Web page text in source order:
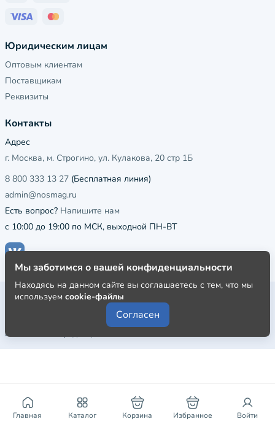
Главная Каталог Корзина Избранное Войти
Юридическим лицам
Оптовым клиентам
Поставщикам
Реквизиты
Контакты
Адрес
г. Москва, м. Строгино, ул. Кулакова, 20 стр 1Б
8 800 333 13 27 (Бесплатная линия)
admin@nosmag.ru
Есть вопрос? Напишите нам
с 10:00 до 19:00 по МСК, выходной ПН-ВТ
Публичная оферта
Пользовательское соглашение
Политика конфиденциальности
Мы заботимся о вашей конфиденциальности
Находясь на данном сайте вы соглашаетесь с тем, что мы
используем cookie-файлы
Согласен